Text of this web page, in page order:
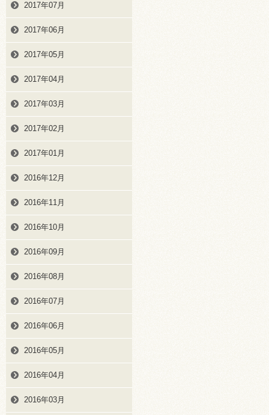
2017年07月
2017年06月
2017年05月
2017年04月
2017年03月
2017年02月
2017年01月
2016年12月
2016年11月
2016年10月
2016年09月
2016年08月
2016年07月
2016年06月
2016年05月
2016年04月
2016年03月